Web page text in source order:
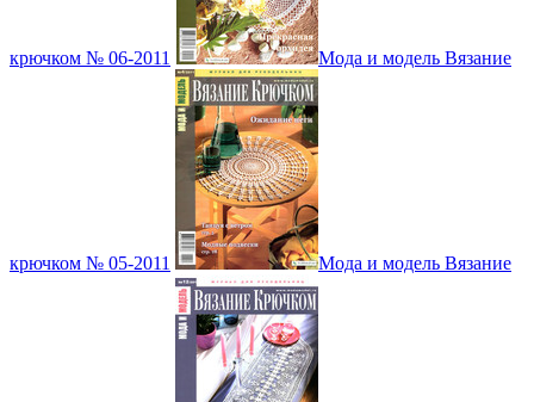
крючком № 06-2011 Мода и модель Вязание
крючком № 05-2011 Мода и модель Вязание